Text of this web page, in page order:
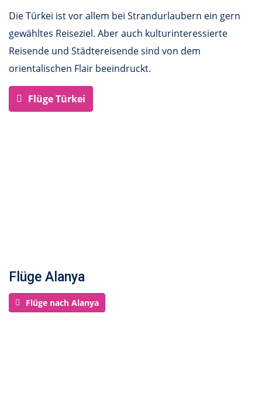
Die Türkei ist vor allem bei Strandurlaubern ein gern
gewähltes Reiseziel. Aber auch kulturinteressierte
Reisende und Städtereisende sind von dem
orientalischen Flair beeindruckt.
Flüge Türkei
Flüge Alanya
Flüge nach Alanya